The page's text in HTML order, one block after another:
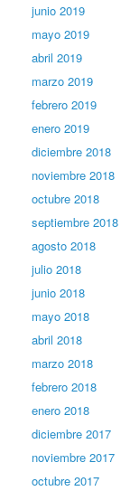
junio 2019
mayo 2019
abril 2019
marzo 2019
febrero 2019
enero 2019
diciembre 2018
noviembre 2018
octubre 2018
septiembre 2018
agosto 2018
julio 2018
junio 2018
mayo 2018
abril 2018
marzo 2018
febrero 2018
enero 2018
diciembre 2017
noviembre 2017
octubre 2017